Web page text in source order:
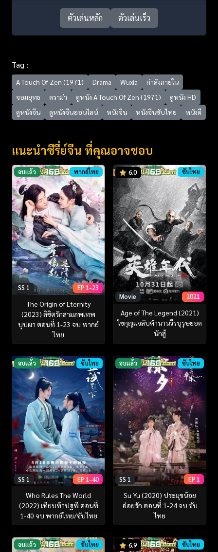
ตัวเล่นหลัก ตัวเล่นเร็ว
Tag :
A Touch Of Zen (1971) Drama Wuxia
กำลังภายใน
จอมยุทธ
ดราม่า ดูหนัง A Touch Of Zen (1971)
ดูหนัง HD
ดูหนังจีน
ดูหนังจีนออนไลน์ หนังจีน หนังจีนซับไทย หนังดี
แนะนำซีรี่ย์จีน ที่คุณอาจชอบ
จบแล้ว พากย์ไทย
SS 1 EP 1-23
The Origin of Eternity
(2023) ลิขิตรักสามภพเทพ
บุปผา ตอนที่ 1-23 จบ พากย์
ไทย
6.0 ซับไทย
Movie 2021
Age of The Legend (2021)
ไขกุญแจลับตำนานวีรบุรุษยอด
นักสู้
จบแล้ว ซับไทย
SS 1 EP 1-40
Who Rules The World
(2022) เทียบท้าปฐพี ตอนที่
1-40 จบ พากย์ไทย/ซับไทย
จบแล้ว ซับไทย
SS 1 EP 1
Su Yu (2020) ประมุขน้อย
อ่อยรัก ตอนที่ 1-24 จบ ซับ
ไทย
จบแล้ว ซับไทย 6.9 ซับไทย